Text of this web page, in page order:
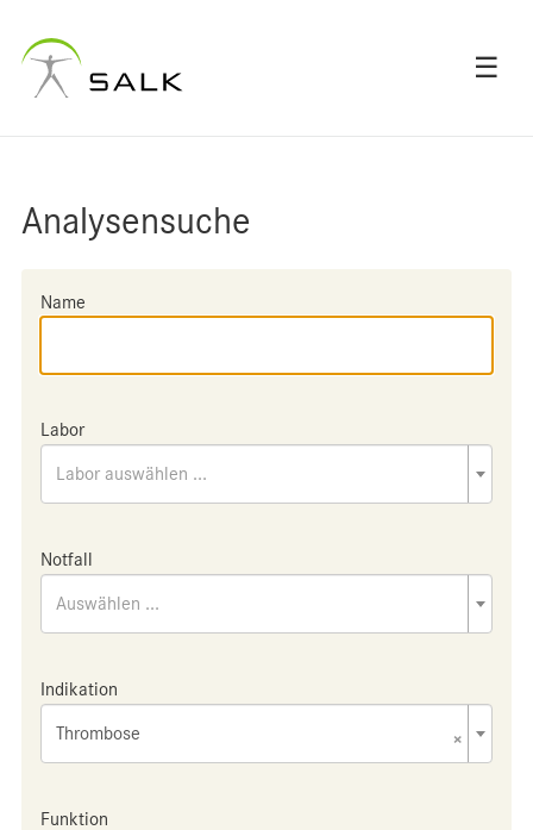
☰
Analysensuche
Name
Labor
Labor auswählen ...
Notfall
Auswählen ...
Indikation
×
Thrombose
Funktion